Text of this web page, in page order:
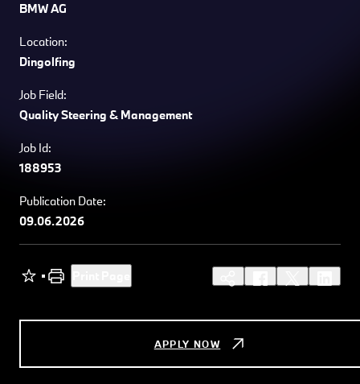
BMW AG
Location:
Dingolfing
Job Field:
Quality Steering & Management
Job Id:
188953
Publication Date:
09.06.2026
APPLY NOW